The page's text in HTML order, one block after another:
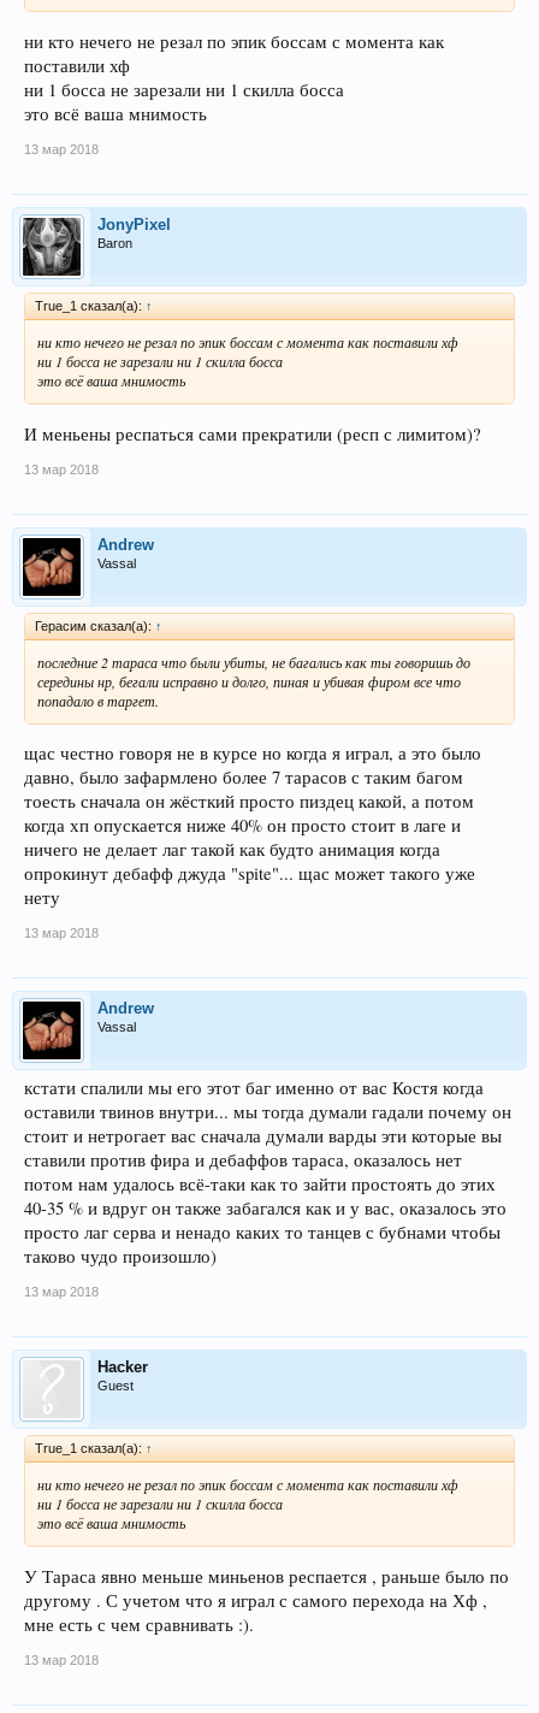
ни кто нечего не резал по эпик боссам с момента как
поставили хф
ни 1 босса не зарезали ни 1 скилла босса
это всё ваша мнимость
13 мар 2018
JonyPixel
Baron
True_1 сказал(а): ↑
ни кто нечего не резал по эпик боссам с момента как поставили хф
ни 1 босса не зарезали ни 1 скилла босса
это всё ваша мнимость
И меньены респаться сами прекратили (респ с лимитом)?
13 мар 2018
Andrew
Vassal
Герасим сказал(а): ↑
последние 2 тараса что были убиты, не багались как ты говоришь до
середины нр, бегали исправно и долго, пиная и убивая фиром все что
попадало в таргет.
щас честно говоря не в курсе но когда я играл, а это было
давно, было зафармлено более 7 тарасов с таким багом
тоесть сначала он жёсткий просто пиздец какой, а потом
когда хп опускается ниже 40% он просто стоит в лаге и
ничего не делает лаг такой как будто анимация когда
опрокинут дебафф джуда "spite"... щас может такого уже
нету
13 мар 2018
Andrew
Vassal
кстати спалили мы его этот баг именно от вас Костя когда
оставили твинов внутри... мы тогда думали гадали почему он
стоит и нетрогает вас сначала думали варды эти которые вы
ставили против фира и дебаффов тараса, оказалось нет
потом нам удалось всё-таки как то зайти простоять до этих
40-35 % и вдруг он также забагался как и у вас, оказалось это
просто лаг серва и ненадо каких то танцев с бубнами чтобы
таково чудо произошло)
13 мар 2018
Hacker
Guest
True_1 сказал(а): ↑
ни кто нечего не резал по эпик боссам с момента как поставили хф
ни 1 босса не зарезали ни 1 скилла босса
это всё ваша мнимость
У Тараса явно меньше миньенов респается , раньше было по
другому . С учетом что я играл с самого перехода на Хф ,
мне есть с чем сравнивать :).
13 мар 2018